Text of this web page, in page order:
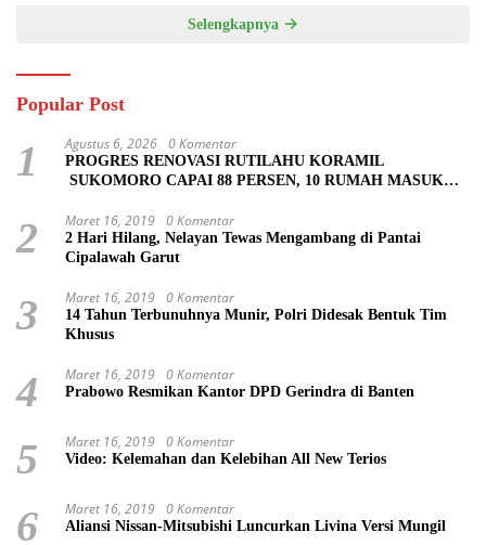
Selengkapnya
Popular Post
1 Agustus 6, 2026 0 Komentar
PROGRES RENOVASI RUTILAHU KORAMIL
SUKOMORO CAPAI 88 PERSEN, 10 RUMAH MASUK
2 Maret 16, 2019 0 Komentar
2 Hari Hilang, Nelayan Tewas Mengambang di Pantai
Cipalawah Garut
3 Maret 16, 2019 0 Komentar
14 Tahun Terbunuhnya Munir, Polri Didesak Bentuk Tim
Khusus
4 Maret 16, 2019 0 Komentar
Prabowo Resmikan Kantor DPD Gerindra di Banten
5 Maret 16, 2019 0 Komentar
Video: Kelemahan dan Kelebihan All New Terios
6 Maret 16, 2019 0 Komentar
Aliansi Nissan-Mitsubishi Luncurkan Livina Versi Mungil